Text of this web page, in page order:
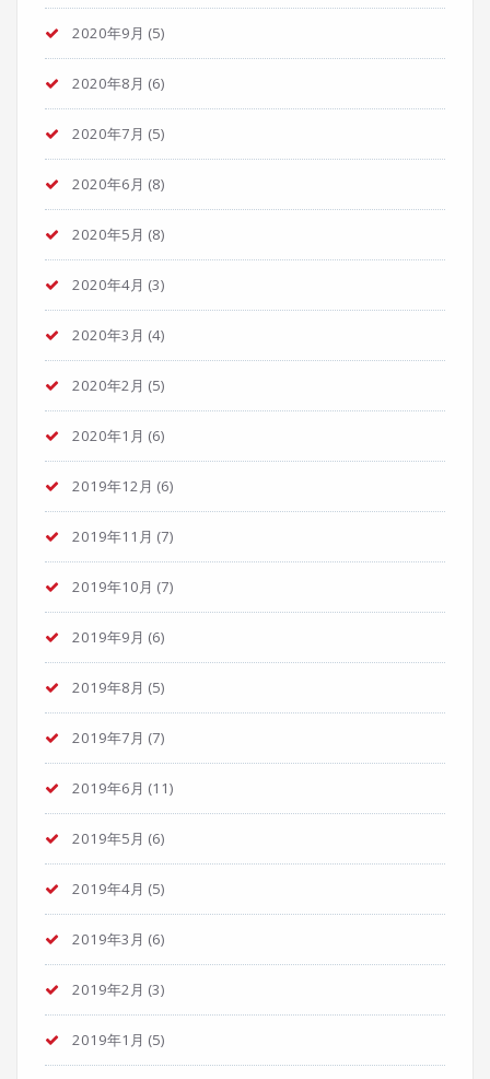
2020年9月 (5)
2020年8月 (6)
2020年7月 (5)
2020年6月 (8)
2020年5月 (8)
2020年4月 (3)
2020年3月 (4)
2020年2月 (5)
2020年1月 (6)
2019年12月 (6)
2019年11月 (7)
2019年10月 (7)
2019年9月 (6)
2019年8月 (5)
2019年7月 (7)
2019年6月 (11)
2019年5月 (6)
2019年4月 (5)
2019年3月 (6)
2019年2月 (3)
2019年1月 (5)